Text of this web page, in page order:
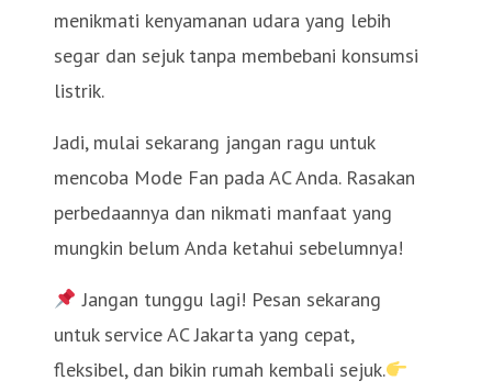
menikmati kenyamanan udara yang lebih
segar dan sejuk tanpa membebani konsumsi
listrik.
Jadi, mulai sekarang jangan ragu untuk
mencoba Mode Fan pada AC Anda. Rasakan
perbedaannya dan nikmati manfaat yang
mungkin belum Anda ketahui sebelumnya!
Jangan tunggu lagi! Pesan sekarang
untuk service AC Jakarta yang cepat,
fleksibel, dan bikin rumah kembali sejuk.